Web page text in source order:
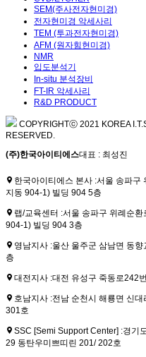
SEM(주사전자현미경)
전자현미경 악세사리
TEM (투과전자현미경)
AFM (원자힘현미경)
NMR
입도분석기
In-situ 분석장비
FT-IR 악세사리
R&D PRODUCT
COPYRIGHTⓒ 2021 KOREA
RESERVED.
(주)한국아이티에스대표 : 최성진
한국아이티에스 본사 :서울 송파구
지동 904-1) 빌딩 904 5층
랩/교육센터 :서울 송파구 위례순환
904-1) 빌딩 904 3층
영남지사 :울산 울주군 삼남면 동
층
대전지사 :대전 유성구 죽동로242
호남지사 :전남 순천시 해룡면 신
301호
SSC [Semi Support Center] :경기
29 동탄우미쁘띠린 201/ 202호